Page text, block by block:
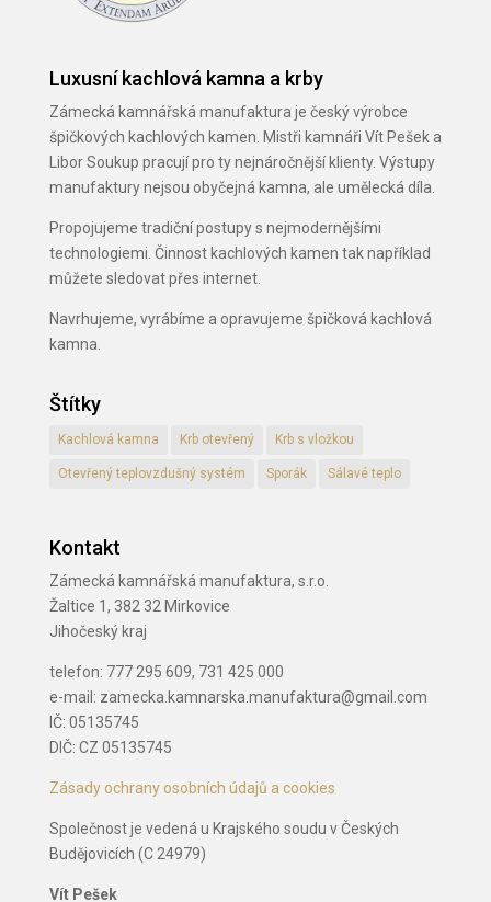
Luxusní kachlová kamna a krby
Zámecká kamnářská manufaktura je český výrobce
špičkových kachlových kamen. Mistři kamnáři Vít Pešek a
Libor Soukup pracují pro ty nejnáročnější klienty. Výstupy
manufaktury nejsou obyčejná kamna, ale umělecká díla.
Propojujeme tradiční postupy s nejmodernějšími
technologiemi. Činnost kachlových kamen tak například
můžete sledovat přes internet.
Navrhujeme, vyrábíme a opravujeme špičková kachlová
kamna.
Štítky
Kachlová kamna Krb otevřený Krb s vložkou
Otevřený teplovzdušný systém Sporák Sálavé teplo
Kontakt
Zámecká kamnářská manufaktura, s.r.o.
Žaltice 1, 382 32 Mirkovice
Jihočeský kraj
telefon: 777 295 609, 731 425 000
e-mail: zamecka.kamnarska.manufaktura@gmail.com
IČ: 05135745
DIČ: CZ 05135745
Zásady ochrany osobních údajů a cookies
Společnost je vedená u Krajského soudu v Českých
Budějovicích (C 24979)
Vít Pešek